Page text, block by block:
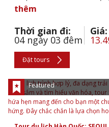
thêm
Thời gian đi:
04 ngày 03 đêm
Giá:
Đặt tours
Featured